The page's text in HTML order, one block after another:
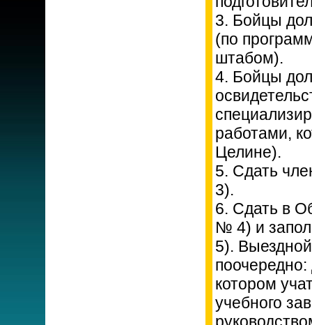
3. Бойцы
(по
штабом).
4. Бойцы
работами,
Целине).
5. Сдать
3).
6. Сдать в
№ 4) и
5).
котором
учебного